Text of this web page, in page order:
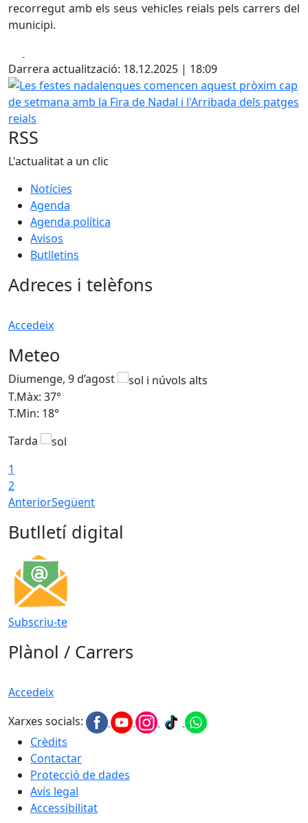
recorregut amb els seus vehicles reials pels carrers del
municipi.
Darrera actualització: 18.12.2025 | 18:09
Les festes nadalenques comencen aquest pròxim cap
RSS
L'actualitat a un clic
Notícies
Agenda
Agenda política
Avisos
Butlletins
Adreces i telèfons
Accedeix
Meteo
Diumenge, 9 d’agost
T.Màx: 37°
T.Min: 18°
Tarda
1
2
AnteriorSegüent
Butlletí digital
Subscriu-te
Plànol / Carrers
Accedeix
Xarxes socials:
Crèdits
Contactar
Protecció de dades
Avís legal
Accessibilitat